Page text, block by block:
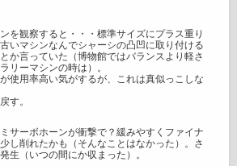
を観察すると・・・標準サイズにプラス重り
いマシンなんでシャーシの凸凹に取り付ける
か言っていた（博物館ではバランスより軽さ
リーマシンの時は）。
使用率高い気がするが、これは真似っこしな
す。
サーボホーンが衝撃で？緩みやすくファイナ
し削れたかも（そんなことはなかった）。さ
生（いつの間にか収まった）。